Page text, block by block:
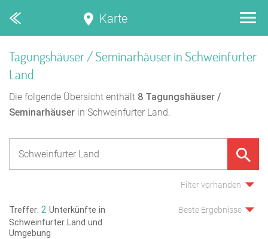
Karte
Tagungshäuser / Seminarhäuser in Schweinfurter
Land
Die folgende Übersicht enthält 8 Tagungshäuser /
Seminarhäuser in Schweinfurter Land.
Filter vorhanden
Treffer: 2 Unterkünfte in
Schweinfurter Land und
Umgebung
Beste Ergebnisse